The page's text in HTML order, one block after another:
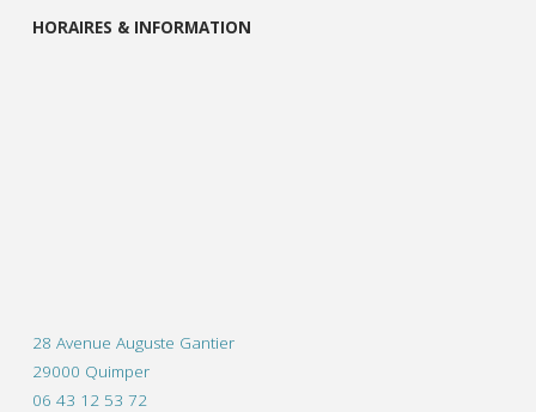
HORAIRES & INFORMATION
28 Avenue Auguste Gantier
29000 Quimper
06 43 12 53 72